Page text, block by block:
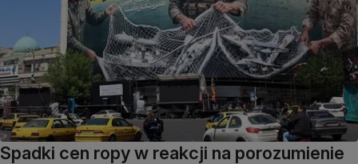
Spadki cen ropy w reakcji na porozumienie